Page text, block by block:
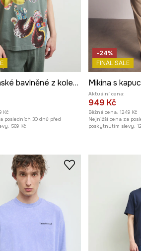
Tričko pánské bavlněné z kolekce Kit Mizeres x Medicine
Kč
posledních 30 dnů před
569 Kč
-24%
FINAL SALE
Aktuální cena:
949 Kč
Běžná cena: 1249 Kč
Nejnižší cena za
poskytnutím slevy: